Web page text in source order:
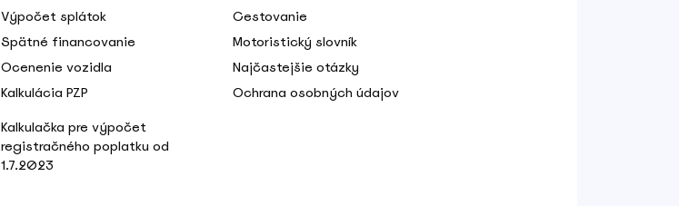
Výpočet splátok
Spätné financovanie
Ocenenie vozidla
Kalkulácia PZP
Cestovanie
Motoristický slovník
Najčastejšie otázky
Ochrana osobných údajov
Kalkulačka pre výpočet
registračného poplatku od
1.7.2023